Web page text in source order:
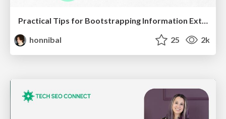
Practical Tips for Bootstrapping Information Extraction Pipelines
honnibal
25 2k